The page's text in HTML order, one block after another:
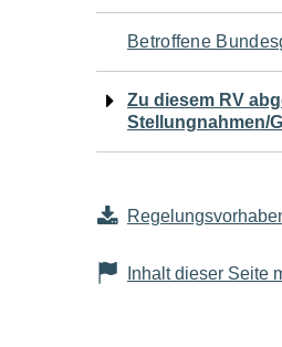
Betroffene
Zu diesem RV
Stellungnahmen/
Inhalt dieser Seite